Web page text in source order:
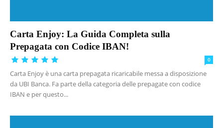
Carta Enjoy: La Guida Completa sulla
Prepagata con Codice IBAN!
0
Carta Enjoy è una carta prepagata ricaricabile messa a disposizione
da UBI Banca. Fa parte della categoria delle prepagate con codice
IBAN e per questo...